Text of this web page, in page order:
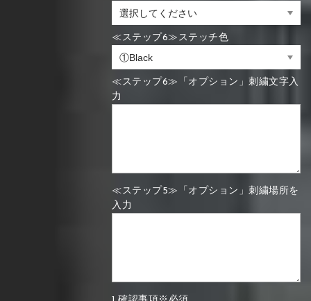
≪ステップ6≫ステッチ色
≪ステップ6≫「オプション」刺繍文字入
力
≪ステップ5≫「オプション」刺繍場所を
入力